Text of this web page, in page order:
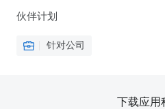
伙伴计划
针对公司
下载应用